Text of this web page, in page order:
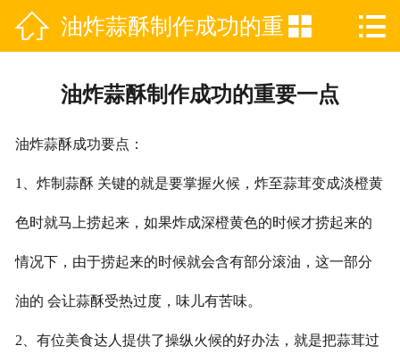
 网站首页
联系我们
 油炸蒜酥制作成功的重
要一点
 
油炸蒜酥制作成功的重要一点
油炸蒜酥成功要点：
1、炸制蒜酥 关键的就是要掌握火候，炸至蒜茸变成淡橙黄
色时就马上捞起来，如果炸成深橙黄色的时候才捞起来的
情况下，由于捞起来的时候就会含有部分滚油，这一部分
油的 会让蒜酥受热过度，味儿有苦味。
2、有位美食达人提供了操纵火候的好办法，就是把蒜茸过